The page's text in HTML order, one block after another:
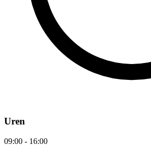
Uren
09:00 - 16:00